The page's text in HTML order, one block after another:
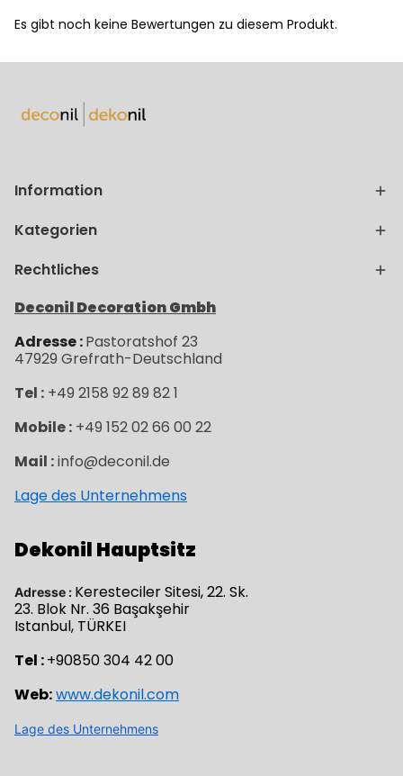
Es gibt noch keine Bewertungen zu diesem Produkt.
Information
Kategorien
Rechtliches
Deconil Decoration Gmbh
Adresse :Pastoratshof 23
47929 Grefrath-Deutschland
Tel : +49 2158 92 89 82 1
Mobile : +49 152 02 66 00 22
Mail :info@deconil.de
Lage des Unternehmens
Dekonil Hauptsitz
Adresse : Keresteciler Sitesi, 22. Sk.
23. Blok Nr. 36 Başakşehir
Istanbul, TÜRKEI
Tel :+90850 304 42 00
Web:www.dekonil.com
Lage des Unternehmens